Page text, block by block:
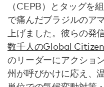
（CEPB）とタッグを
で痛んだブラジルのア
上げました。彼らの発
数千人のGlobal Citizen
のリーダーにアクショ
州が呼びかけに応え、